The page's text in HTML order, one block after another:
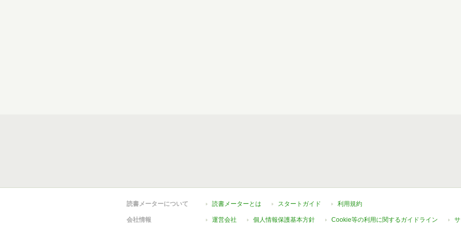
読書メーターについて 読書メーターとは スタートガイド 利用規約
会社情報 運営会社 個人情報保護基本方針 Cookie等の利用に関するガイドライン